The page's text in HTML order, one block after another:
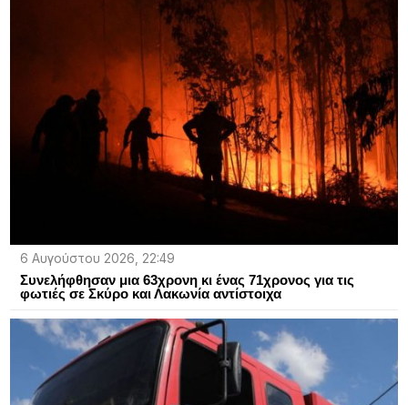
6 Αυγούστου 2026, 22:49
Συνελήφθησαν μια 63χρονη κι ένας 71χρονος για τις
φωτιές σε Σκύρο και Λακωνία αντίστοιχα